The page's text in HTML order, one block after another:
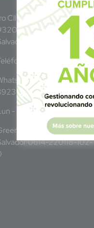
Cll Pte, y 61 Av Nte,
Local 9, San
Centro
+503 6986 1402
+503 7687
- Vie 8:00am - 5:00pm
Know S.A de C.V - El
0614-220118-102-